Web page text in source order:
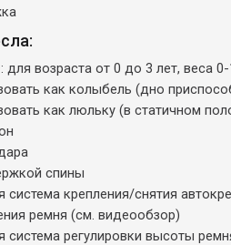
для возраста от 0 до 3 лет, веса 0-
как колыбель (дно
как люльку (в статичном
спины
система крепления/снятия
ремня (см. видеообзор)
система регулировки высоты